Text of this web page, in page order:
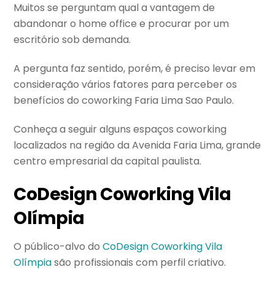
Muitos se perguntam qual a vantagem de
abandonar o home office e procurar por um
escritório sob demanda.
A pergunta faz sentido, porém, é preciso levar em
consideração vários fatores para perceber os
benefícios do coworking Faria Lima Sao Paulo.
Conheça a seguir alguns espaços coworking
localizados na região da Avenida Faria Lima, grande
centro empresarial da capital paulista.
CoDesign Coworking Vila
Olímpia
O público-alvo doCoDesign Coworking Vila
Olímpiasão profissionais com perfil criativo.